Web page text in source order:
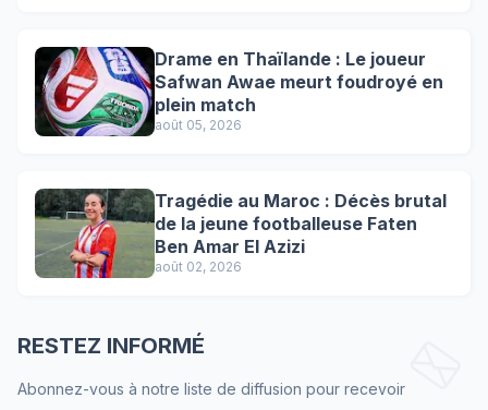
Drame en Thaïlande : Le joueur
Safwan Awae meurt foudroyé en
plein match
août 05, 2026
Tragédie au Maroc : Décès brutal
de la jeune footballeuse Faten
Ben Amar El Azizi
août 02, 2026
RESTEZ INFORMÉ
Abonnez-vous à notre liste de diffusion pour recevoir